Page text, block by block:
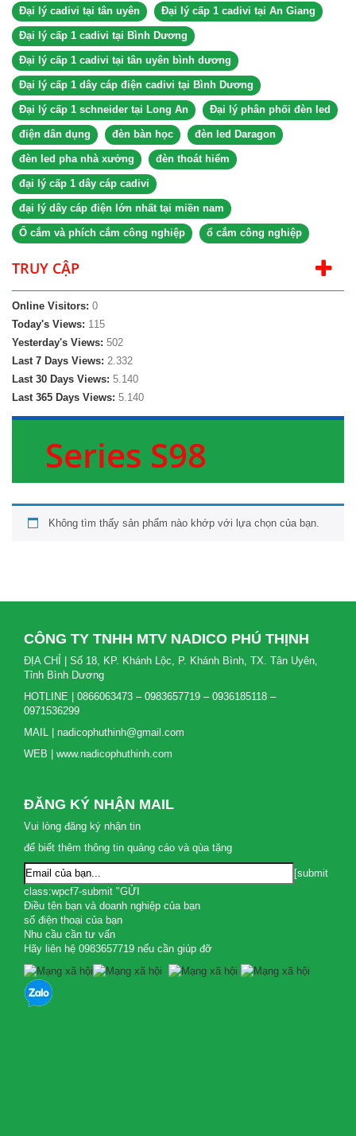
Đại lý cadivi tại tân uyên Đại lý cấp 1 cadivi tại An Giang
Đại lý cấp 1 cadivi tại Bình Dương
Đại lý cấp 1 cadivi tại tân uyên bình dương
Đại lý cấp 1 dây cáp điện cadivi tại Bình Dương
Đại lý cấp 1 schneider tại Long An Đại lý phân phối đèn led
điện dân dụng đèn bàn học đèn led Daragon
đèn led pha nhà xưởng đèn thoát hiểm
đại lý cấp 1 dây cáp cadivi
đại lý dây cáp điện lớn nhất tại miền nam
Ổ cắm và phích cắm công nghiệp ổ cắm công nghiệp
TRUY CẬP
Online Visitors: 0
Today's Views: 115
Yesterday's Views: 502
Last 7 Days Views: 2.332
Last 30 Days Views: 5.140
Last 365 Days Views: 5.140
Series S98
Không tìm thấy sản phẩm nào khớp với lựa chọn của bạn.
CÔNG TY TNHH MTV NADICO PHÚ THỊNH
ĐỊA CHỈ | Số 18, KP. Khánh Lộc, P. Khánh Bình, TX. Tân Uyên,
Tỉnh Bình Dương
HOTLINE | 0866063473 – 0983657719 – 0936185118 –
0971536299
MAIL | nadicophuthinh@gmail.com
WEB | www.nadicophuthinh.com
ĐĂNG KÝ NHẬN MAIL
Vui lòng đăng ký nhận tin
để biết thêm thông tin quảng cáo và qùa tặng
[submit
class:wpcf7-submit "GỬI
Điều tên bạn và doanh nghiệp của bạn
số điện thoại của bạn
Nhu cầu cần tư vấn
Hãy liên hệ 0983657719 nếu cần giúp đỡ